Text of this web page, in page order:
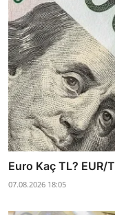
Euro Kaç TL?
07.08.2026 18:05